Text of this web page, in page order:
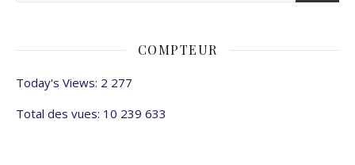
COMPTEUR
Today's Views: 2 277
Total des vues: 10 239 633